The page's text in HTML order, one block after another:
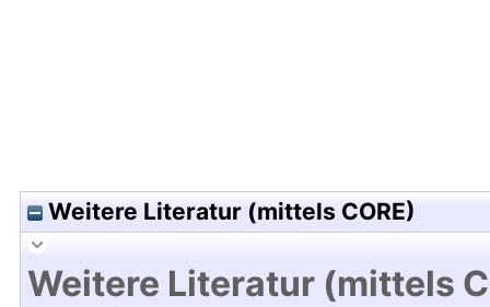
Weitere Literatur (mittels CORE)
Weitere Literatur (mittels